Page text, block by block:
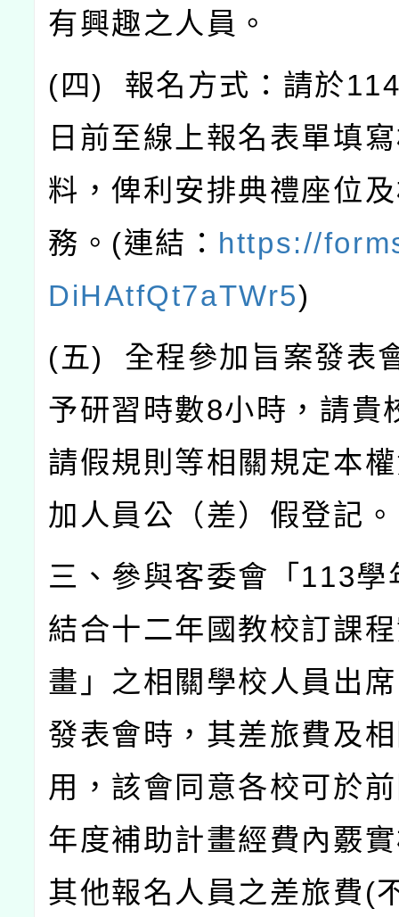
有興趣之人員。
( 四) 報名方式：請於
日前至線上報名表單填
料，俾利安排典禮座位
務。 (連結： https://
DiHAtfQt7aTWr5)
(五) 全程參加旨案發表
予研習時數8小時，請貴
請假規則等相關規定本
加人員公（差）假登記。
三、參與客委會「 113學
結合十二年國教校訂課
畫」之相關學校人員出
發表會時，其差旅費及
用，該會同意各校可於
年度補助計畫經費內覈
其他報名人員之差旅費(